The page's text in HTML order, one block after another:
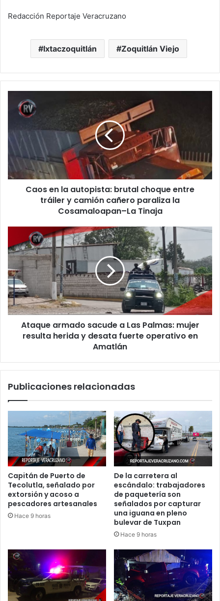
Redacción Reportaje Veracruzano
Ixtaczoquitlán Zoquitlán Viejo
brutal
choque
entre
tráiler
y
camión
Tinaja
Caos en la autopista: brutal choque entre
tráiler y camión cañero paraliza la
Cosamaloapan–La Tinaja
armado
sacude
Las
Palmas:
mujer
resulta
herida
desata
en
Ataque armado sacude a Las Palmas: mujer
resulta herida y desata fuerte operativo en
Amatlán
Publicaciones relacionadas
Capitán de Puerto de
Tecolutla, señalado por
extorsión y acoso a
pescadores artesanales
Hace 9 horas
De la carretera al
escándalo: trabajadores
de paquetería son
señalados por capturar
una iguana en pleno
bulevar de Tuxpan
Hace 9 horas